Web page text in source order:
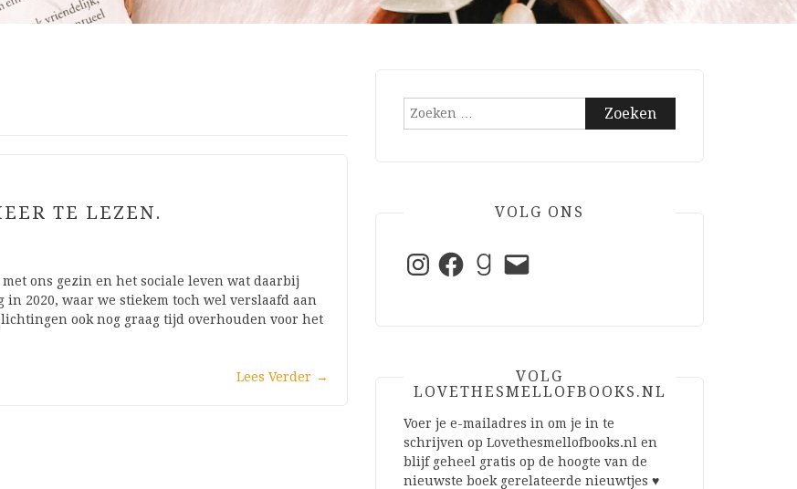
TE LEZEN.
ons gezin en het sociale leven wat daarbij
2020, waar we stiekem toch wel verslaafd aan
ook nog graag tijd overhouden voor het
Lees Verder →
Zoeken
VOLG ONS
InstagramFacebookGoodreads
E-
mail
VOLG
LOVETHESMELLOFBOOKS.NL
Voer je e-mailadres in om je in te
schrijven op Lovethesmellofbooks.nl en
blijf geheel gratis op de hoogte van de
nieuwste boek gerelateerde nieuwtjes ♥